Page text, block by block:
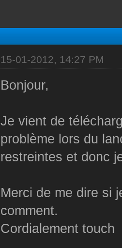
15-01-2012, 14:27 PM
Bonjour,
Je vient de
problème lors du
restreintes et donc
Merci de me dire si
comment.
Cordialement touch